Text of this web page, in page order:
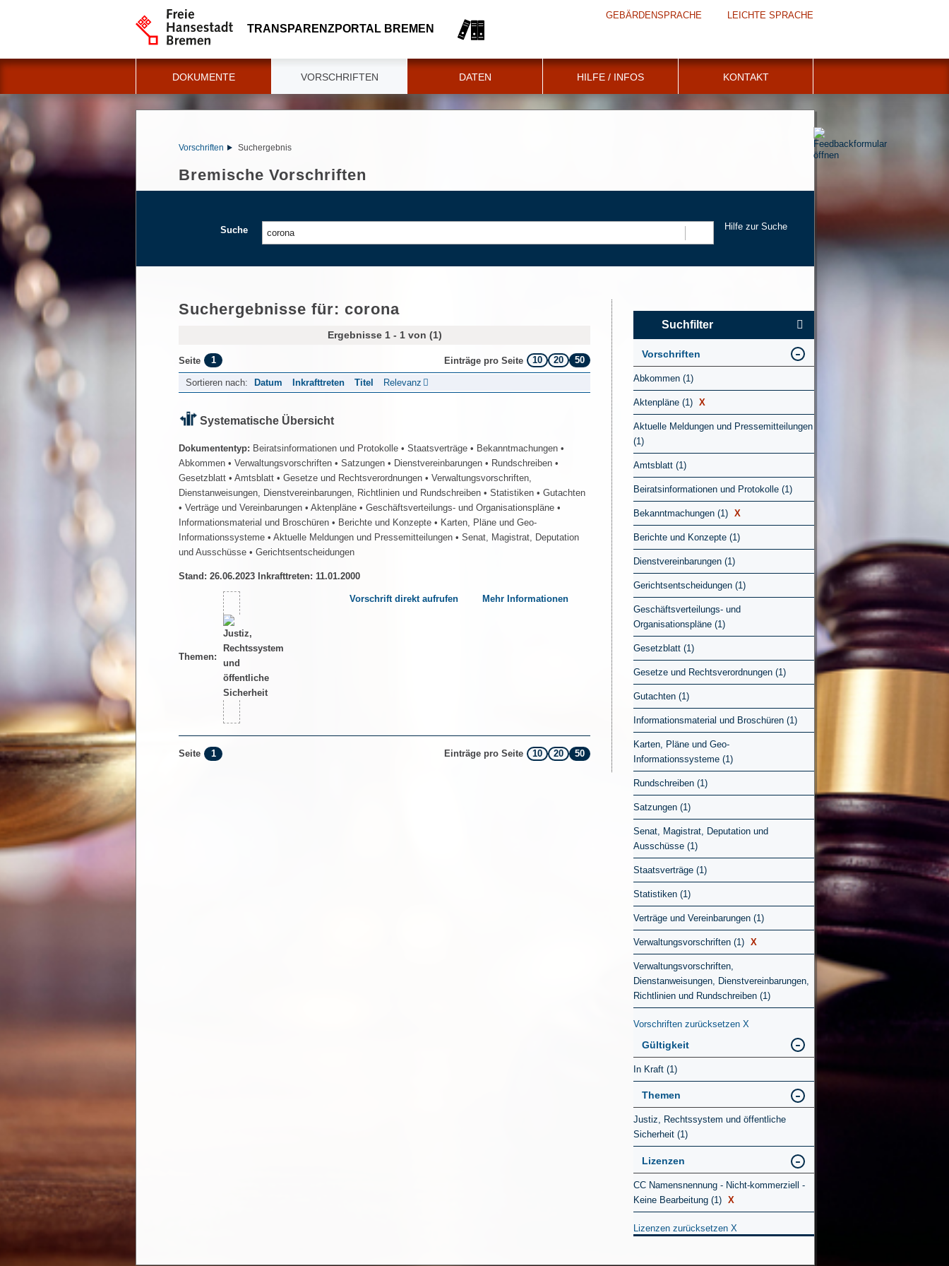
TRANSPARENZPORTAL BREMEN
GEBÄRDENSPRACHE LEICHTE SPRACHE
DOKUMENTE VORSCHRIFTEN DATEN HILFE / INFOS KONTAKT
Vorschriften Suchergebnis
Bremische Vorschriften
Suche
Hilfe zur Suche
Suchergebnisse für: corona
Ergebnisse 1 - 1 von (1)
Seite 1 Einträge pro Seite 10 20 50
Sortieren nach: Datum Inkrafttreten Titel Relevanz
Systematische Übersicht
Dokumententyp: Beiratsinformationen und Protokolle • Staatsverträge • Bekanntmachungen •
Abkommen • Verwaltungsvorschriften • Satzungen • Dienstvereinbarungen • Rundschreiben •
Gesetzblatt • Amtsblatt • Gesetze und Rechtsverordnungen • Verwaltungsvorschriften,
Dienstanweisungen, Dienstvereinbarungen, Richtlinien und Rundschreiben • Statistiken • Gutachten
• Verträge und Vereinbarungen • Aktenpläne • Geschäftsverteilungs- und Organisationspläne •
Informationsmaterial und Broschüren • Berichte und Konzepte • Karten, Pläne und Geo-
Informationssysteme • Aktuelle Meldungen und Pressemitteilungen • Senat, Magistrat, Deputation
und Ausschüsse • Gerichtsentscheidungen
Stand: 26.06.2023 Inkrafttreten: 11.01.2000
Themen:
Vorschrift direkt aufrufen Mehr Informationen
Seite 1 Einträge pro Seite 10 20 50
Suchfilter
Vorschriften
Abkommen (1)
Aktenpläne (1) X
Aktuelle Meldungen und Pressemitteilungen
(1)
Amtsblatt (1)
Beiratsinformationen und Protokolle (1)
Bekanntmachungen (1) X
Berichte und Konzepte (1)
Dienstvereinbarungen (1)
Gerichtsentscheidungen (1)
Geschäftsverteilungs- und
Organisationspläne (1)
Gesetzblatt (1)
Gesetze und Rechtsverordnungen (1)
Gutachten (1)
Informationsmaterial und Broschüren (1)
Karten, Pläne und Geo-
Informationssysteme (1)
Rundschreiben (1)
Satzungen (1)
Senat, Magistrat, Deputation und
Ausschüsse (1)
Staatsverträge (1)
Statistiken (1)
Verträge und Vereinbarungen (1)
Verwaltungsvorschriften (1) X
Verwaltungsvorschriften,
Dienstanweisungen, Dienstvereinbarungen,
Richtlinien und Rundschreiben (1)
Vorschriften zurücksetzen X
Gültigkeit
In Kraft (1)
Themen
Justiz, Rechtssystem und öffentliche
Sicherheit (1)
Lizenzen
CC Namensnennung - Nicht-kommerziell -
Keine Bearbeitung (1) X
Lizenzen zurücksetzen X